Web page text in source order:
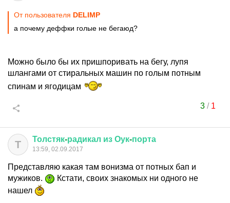
От пользователя DELIMP
а почему деффки голые не бегаюд?
Можно было бы их пришпоривать на бегу, лупя
шлангами от стиральных машин по голым потным
спинам и ягодицам
3/ 1
Т Толстяк-радикал из Оук-порта
13:59, 02.09.2017
Представляю какая там вонизма от потных бап и
мужиков.
Кстати, своих знакомых ни одного не
нашел